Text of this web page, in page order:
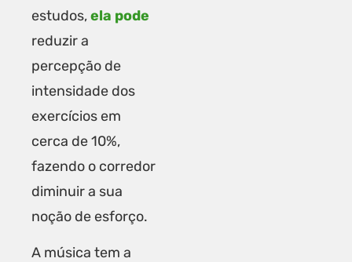
estudos,ela pode
reduzir a
percepção de
intensidade dos
exercícios em
cerca de 10%,
fazendo o corredor
diminuir a sua
noção de esforço.
A música tem a